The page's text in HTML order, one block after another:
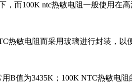
而100K ntc热敏电阻一般使用在
热敏电阻而采用玻璃进行封装，以
值为3435K；100K NTC热敏电阻